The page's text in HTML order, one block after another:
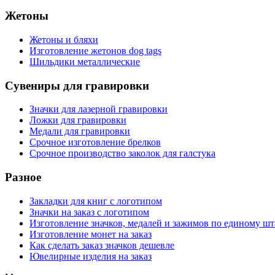
Жетоны
Жетоны и бляхи
Изготовление жетонов dog tags
Шильдики металлические
Сувениры для гравировки
Значки для лазерной гравировки
Ложки для гравировки
Медали для гравировки
Срочное изготовление брелков
Срочное производство заколок для галстука
Разное
Закладки для книг с логотипом
Значки на заказ с логотипом
Изготовление значков, медалей и зажимов по единому
Изготовление монет на заказ
Как сделать заказ значков дешевле
Ювелирные изделия на заказ